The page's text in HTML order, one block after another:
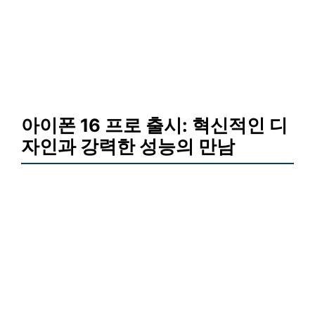
아이폰 16 프로 출시: 혁신적인 디
자인과 강력한 성능의 만남